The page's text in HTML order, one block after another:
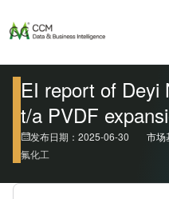
EI report of Deyi
t/a PVDF
发布日期：2025-06-30
市场
氟化工